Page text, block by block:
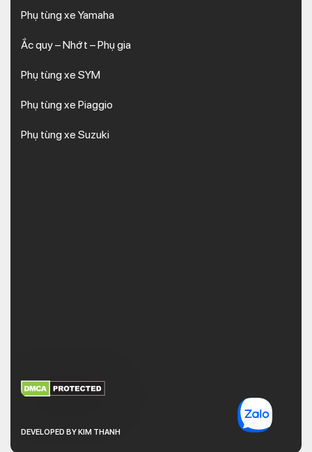
Phụ tùng xe Yamaha
Ắc quy – Nhớt – Phụ gia
Phụ tùng xe SYM
Phụ tùng xe Piaggio
Phụ tùng xe Suzuki
DEVELOPED BY KIM THANH
XEM THÊM